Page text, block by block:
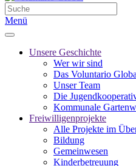
Menü
Unsere Geschichte
Wer wir sind
Das Voluntario
Unser Team
Die
Kommunale
Freiwilligenprojekte
Alle Projekte im
Bildung
Gemeinwesen
Kinderbetreuung